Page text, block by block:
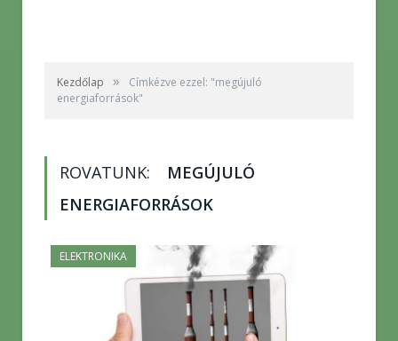
Kezdőlap »
Címkézve ezzel: "megújuló
energiaforrások"
ROVATUNK:
MEGÚJULÓ
ENERGIAFORRÁSOK
ELEKTRONIKA